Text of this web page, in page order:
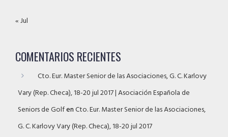
« Jul
COMENTARIOS RECIENTES
Cto. Eur. Master Senior de las Asociaciones, G. C. Karlovy
Vary (Rep. Checa), 18-20 jul 2017 | Asociación Española de
Seniors de GolfenCto. Eur. Master Senior de las Asociaciones,
G. C. Karlovy Vary (Rep. Checa), 18-20 jul 2017